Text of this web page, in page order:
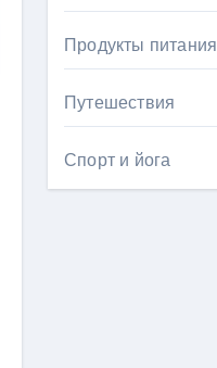
Продукты питания
Путешествия
Спорт и йога